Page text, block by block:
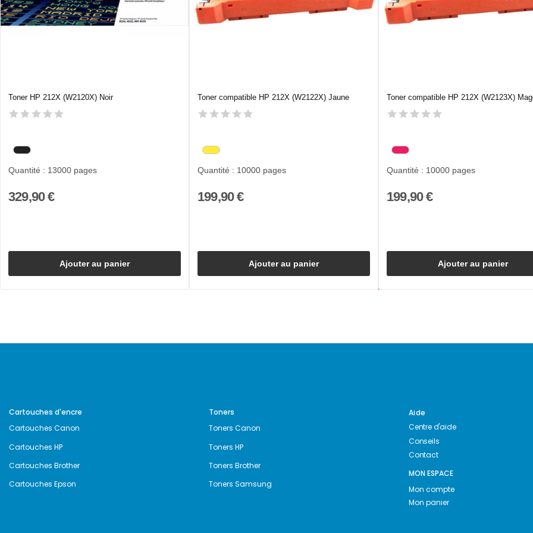
Toner HP 212X (W2120X) Noir
Quantité : 13000 pages
329,90 €
Ajouter au panier
Toner compatible HP 212X (W2122X) Jaune
Quantité : 10000 pages
199,90 €
Ajouter au panier
Toner compatible HP 212X (W2123X)
Quantité : 10000 pages
199,90 €
Ajouter au panier
Cartouches d'encre
Cartouches Canon
Cartouches HP
Cartouches Brother
Cartouches Epson
Toners
Toners Canon
Toners HP
Toners Brother
Toners Samsung
Aide
Centre d'aide
Conseils
Contact
MON ESPACE
Mon compte
Mon panier